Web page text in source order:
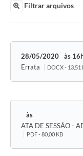
Filtrar arquivos
28/05/2020
Errata
DOCX - 13,51
ATA DE SESSÃO -
PDF - 80,00 KB